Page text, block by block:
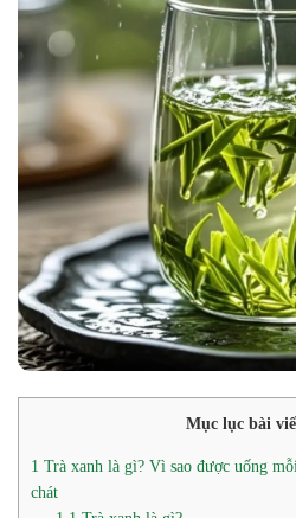
Mục lục bài
1 Trà xanh là gì? Vì sao được uống
chát